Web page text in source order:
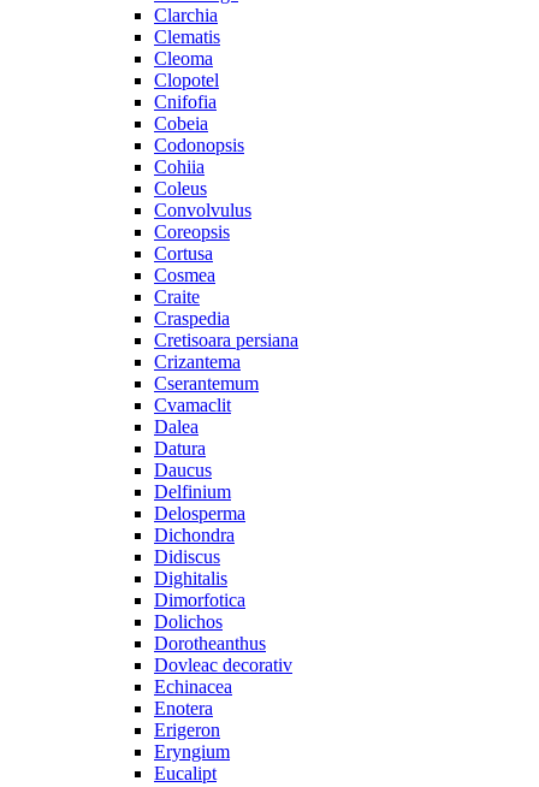
Clarchia
Clematis
Cleoma
Clopotel
Cnifofia
Cobeia
Codonopsis
Cohiia
Coleus
Convolvulus
Coreopsis
Cortusa
Cosmea
Craite
Craspedia
Cretisoara persiana
Crizantema
Cserantemum
Cvamaclit
Dalea
Datura
Daucus
Delfinium
Delosperma
Dichondra
Didiscus
Dighitalis
Dimorfotica
Dolichos
Dorotheanthus
Dovleac decorativ
Echinacea
Enotera
Erigeron
Eryngium
Eucalipt